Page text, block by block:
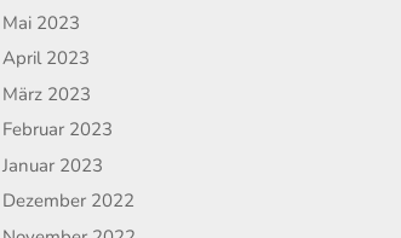
Mai 2023
April 2023
März 2023
Februar 2023
Januar 2023
Dezember 2022